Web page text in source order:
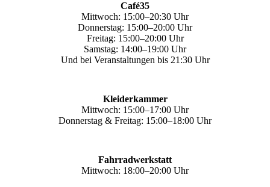
Café35
Mittwoch: 15:00–20:30 Uhr
Donnerstag: 15:00–20:00 Uhr
Freitag: 15:00–20:00 Uhr
Samstag: 14:00–19:00 Uhr
Und bei Veranstaltungen bis 21:30 Uhr
Kleiderkammer
Mittwoch: 15:00–17:00 Uhr
Donnerstag & Freitag: 15:00–18:00 Uhr
Fahrradwerkstatt
Mittwoch: 18:00–20:00 Uhr